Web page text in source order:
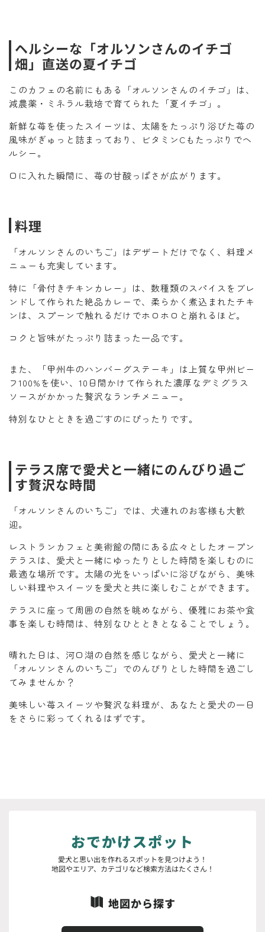
ヘルシーな「オルソンさんのイチゴ
畑」直送の夏イチゴ
このカフェの名前にもある「オルソンさんのイチゴ」は、
減農薬・ミネラル栽培で育てられた「夏イチゴ」。
新鮮な苺を使ったスイーツは、太陽をたっぷり浴びた苺の
風味がぎゅっと詰まっており、ビタミンCもたっぷりでヘ
ルシー。
口に入れた瞬間に、苺の甘酸っぱさが広がります。
料理
「オルソンさんのいちご」はデザートだけでなく、料理メ
ニューも充実しています。
特に「骨付きチキンカレー」は、数種類のスパイスをブレ
ンドして作られた絶品カレーで、柔らかく煮込まれたチキ
ンは、スプーンで触れるだけでホロホロと崩れるほど。
コクと旨味がたっぷり詰まった一品です。
また、「甲州牛のハンバーグステーキ」は上質な甲州ビー
フ100%を使い、10日間かけて作られた濃厚なデミグラス
ソースがかかった贅沢なランチメニュー。
特別なひとときを過ごすのにぴったりです。
テラス席で愛犬と一緒にのんびり過ご
す贅沢な時間
「オルソンさんのいちご」では、犬連れのお客様も大歓
迎。
レストランカフェと美術館の間にある広々としたオープン
テラスは、愛犬と一緒にゆったりとした時間を楽しむのに
最適な場所です。太陽の光をいっぱいに浴びながら、美味
しい料理やスイーツを愛犬と共に楽しむことができます。
テラスに座って周囲の自然を眺めながら、優雅にお茶や食
事を楽しむ時間は、特別なひとときとなることでしょう。
晴れた日は、河口湖の自然を感じながら、愛犬と一緒に
「オルソンさんのいちご」でのんびりとした時間を過ごし
てみませんか？
美味しい苺スイーツや贅沢な料理が、あなたと愛犬の一日
をさらに彩ってくれるはずです。
おでかけスポット
愛犬と思い出を作れるスポットを見つけよう！
地図やエリア、カテゴリなど検索方法はたくさん！
地図から探す